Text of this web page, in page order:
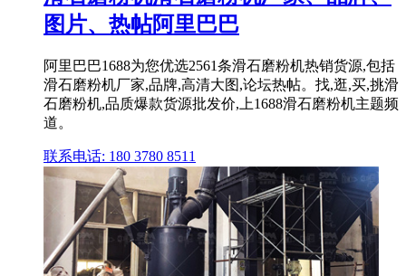
图片、热帖阿里巴巴
阿里巴巴1688为您优选2561条滑石磨粉机热销货源,包括
滑石磨粉机厂家,品牌,高清大图,论坛热帖。找,逛,买,挑滑
石磨粉机,品质爆款货源批发价,上1688滑石磨粉机主题频
道。
联系电话: 180 3780 8511